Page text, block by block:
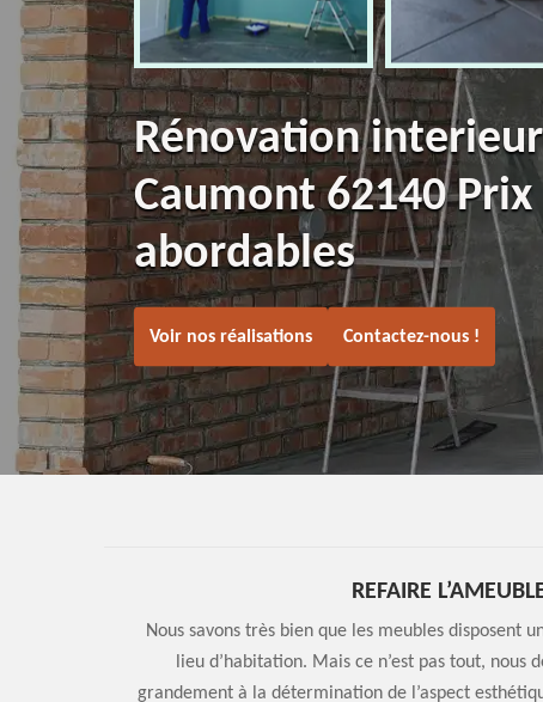
Rénovation
Caumont 62140 Prix
abordables
Voir nos réalisations Contactez-nous !
REFAIRE
Nous savons très bien que les meubles disposent
lieu d’habitation. Mais ce n’est pas tout,
grandement à la détermination de l’aspect